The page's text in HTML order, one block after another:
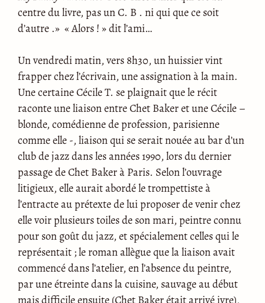
centre du livre, pas un C. B . ni qui que ce soit
d’autre .» « Alors ! » dit l’ami…
Un vendredi matin, vers 8h30, un huissier vint
frapper chez l’écrivain, une assignation à la main.
Une certaine Cécile T. se plaignait que le récit
raconte une liaison entre Chet Baker et une Cécile –
blonde, comédienne de profession, parisienne
comme elle -, liaison qui se serait nouée au bar d’un
club de jazz dans les années 1990, lors du dernier
passage de Chet Baker à Paris. Selon l’ouvrage
litigieux, elle aurait abordé le trompettiste à
l’entracte au prétexte de lui proposer de venir chez
elle voir plusieurs toiles de son mari, peintre connu
pour son goût du jazz, et spécialement celles qui le
représentait ; le roman allègue que la liaison avait
commencé dans l’atelier, en l’absence du peintre,
par une étreinte dans la cuisine, sauvage au début
mais difficile ensuite (Chet Baker était arrivé ivre),